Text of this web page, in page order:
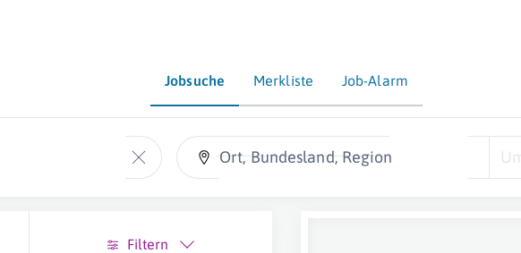
Jobsuche Merkliste Job-Alarm
Ort, Bundesland, Region
Filtern